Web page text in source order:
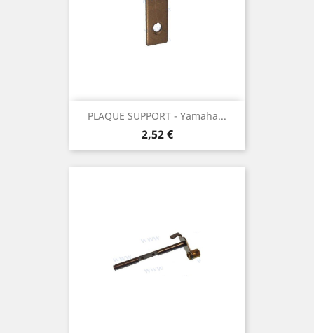
PLAQUE SUPPORT - Yamaha...
Prix
2,52 €